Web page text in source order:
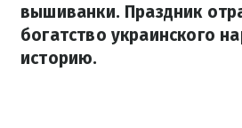
вышиванки. Праздник
богатство украинского
историю.